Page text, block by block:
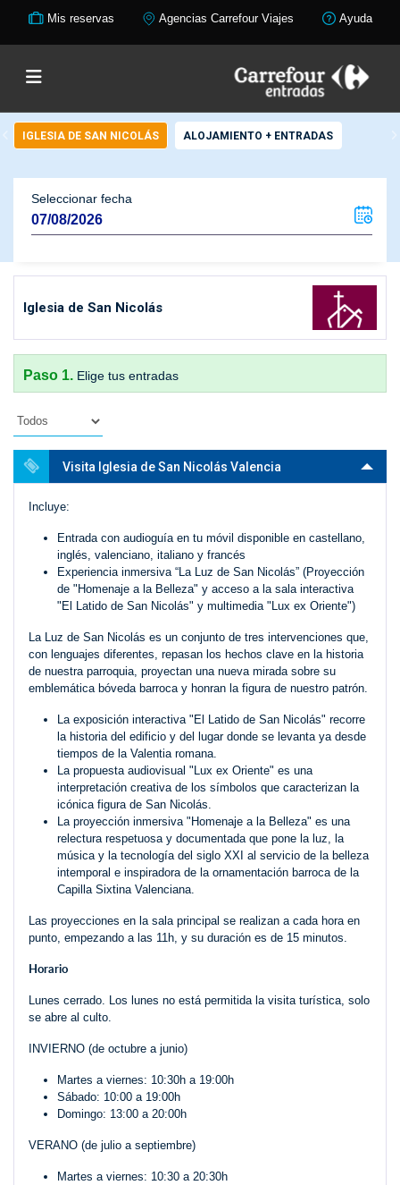
Mis reservas Agencias Carrefour Viajes Ayuda
IGLESIA DE SAN NICOLÁS ALOJAMIENTO + ENTRADAS
Seleccionar fecha
Iglesia de San Nicolás
Paso 1. Elige tus entradas
Visita Iglesia de San Nicolás Valencia
Incluye:
Entrada con audioguía en tu móvil disponible en castellano,
inglés, valenciano, italiano y francés
Experiencia inmersiva “La Luz de San Nicolás” (Proyección
de "Homenaje a la Belleza" y acceso a la sala interactiva
"El Latido de San Nicolás" y multimedia "Lux ex Oriente")
La Luz de San Nicolás es un conjunto de tres intervenciones que,
con lenguajes diferentes, repasan los hechos clave en la historia
de nuestra parroquia, proyectan una nueva mirada sobre su
emblemática bóveda barroca y honran la figura de nuestro patrón.
La exposición interactiva "El Latido de San Nicolás" recorre
la historia del edificio y del lugar donde se levanta ya desde
tiempos de la Valentia romana.
La propuesta audiovisual "Lux ex Oriente" es una
interpretación creativa de los símbolos que caracterizan la
icónica figura de San Nicolás.
La proyección inmersiva "Homenaje a la Belleza" es una
relectura respetuosa y documentada que pone la luz, la
música y la tecnología del siglo XXI al servicio de la belleza
intemporal e inspiradora de la ornamentación barroca de la
Capilla Sixtina Valenciana.
Las proyecciones en la sala principal se realizan a cada hora en
punto, empezando a las 11h, y su duración es de 15 minutos.
Horario
Lunes cerrado. Los lunes no está permitida la visita turística, solo
se abre al culto.
INVIERNO (de octubre a junio)
Martes a viernes: 10:30h a 19:00h
Sábado: 10:00 a 19:00h
Domingo: 13:00 a 20:00h
VERANO (de julio a septiembre)
Martes a viernes: 10:30 a 20:30h